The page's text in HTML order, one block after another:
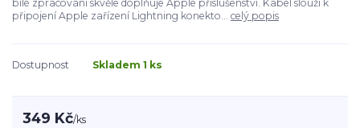
bílé zpracování skvěle doplňuje Apple příslušenství. Kabel slouží k
připojení Apple zařízení Lightning konekto... celý popis
Dostupnost Skladem 1 ks
349 Kč/ks